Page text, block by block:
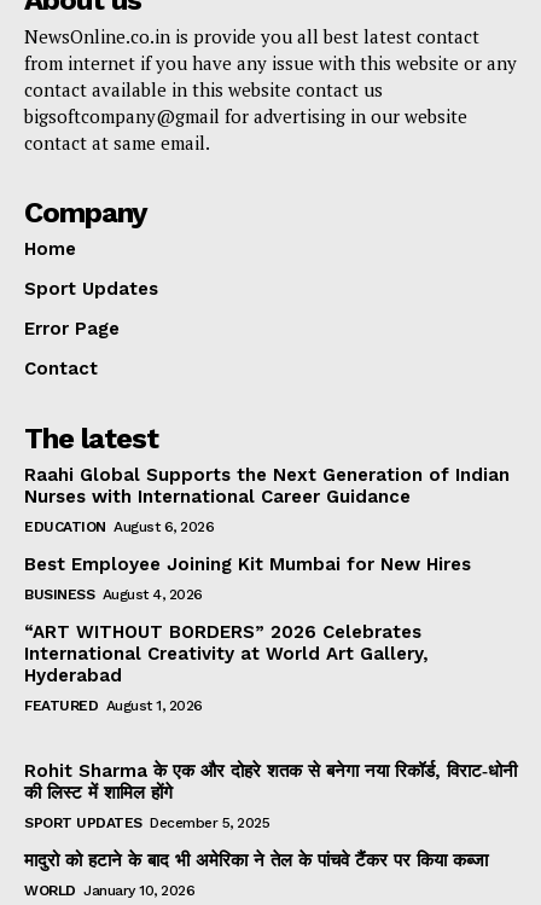
NewsOnline.co.in is provide you all best latest contact
from internet if you have any issue with this website or any
contact available in this website contact us
bigsoftcompany@gmail for advertising in our website
contact at same email.
Company
Home
Sport Updates
Error Page
Contact
The latest
Raahi Global Supports the Next Generation of Indian
Nurses with International Career Guidance
EDUCATION August 6, 2026
Best Employee Joining Kit Mumbai for New Hires
BUSINESS August 4, 2026
“ART WITHOUT BORDERS” 2026 Celebrates
International Creativity at World Art Gallery,
Hyderabad
FEATURED August 1, 2026
Rohit Sharma के एक और दोहरे शतक से बनेगा नया रिकॉर्ड, विराट‑धोनी
की लिस्ट में शामिल होंगे
SPORT UPDATES December 5, 2025
मादुरो को हटाने के बाद भी अमेरिका ने तेल के पांचवे टैंकर पर किया कब्जा
WORLD January 10, 2026